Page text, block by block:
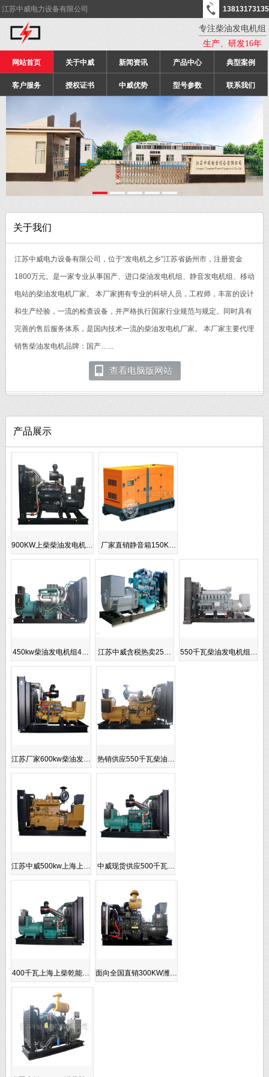
江苏中威电力设备有限公司 13813173135
专注柴油发电机组
生产、研发16年
网站首页 关于中威 新闻资讯 产品中心 典型案例
客户服务 授权证书 中威优势 型号参数 联系我们
关于我们
江苏中威电力设备有限公司，位于“发电机之乡”江苏省扬州市，注册资金
1800万元。是一家专业从事国产、进口柴油发电机组、静音发电机组、移动
电站的柴油发电机厂家。 本厂家拥有专业的科研人员，工程师，丰富的设计
和生产经验，一流的检查设备，并严格执行国家行业规范与规定。同时具有
完善的售后服务体系，是国内技术一流的柴油发电机厂家。 本厂家主要代理
销售柴油发电机品牌：国产…...
查看电脑版网站
产品展示
900KW上柴柴油发电机… 厂家直销静音箱150K…
450kw柴油发电机组4… 江苏中威含税热卖25… 550千瓦柴油发电机组…
江苏厂家600kw柴油发… 热销供应550千瓦柴油…
江苏中威500kw上海上… 中威现货供应500千瓦…
400千瓦上海上柴乾能… 面向全国直销300KW潍…